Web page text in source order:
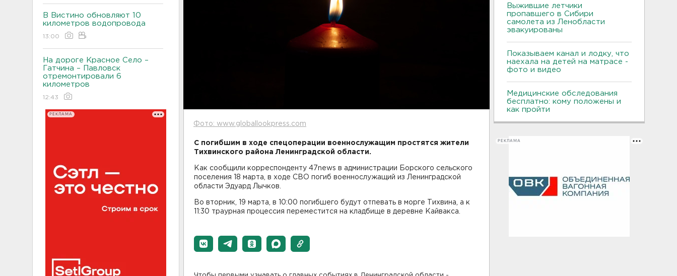
В Вистино обновляют 10
километров водопровода
13:00
На дороге Красное Село –
Гатчина – Павловск
отремонтировали 6
километров
12:43
РЕКЛАМА
Фото: www.globallookpress.com
С погибшим в ходе спецоперации военнослужащим простятся жители
Тихвинского района Ленинградской области.
Как сообщили корреспонденту 47news в администрации Борского сельского
поселения 18 марта, в ходе СВО погиб военнослужащий из Ленинградской
области Эдуард Лычков.
Во вторник, 19 марта, в 10:00 погибшего будут отпевать в морге Тихвина, а к
11:30 траурная процессия переместится на кладбище в деревне Кайвакса.
Выжившие летчики
пропавшего в Сибири
самолета из Ленобласти
эвакуированы
Показываем канал и лодку, что
наехала на детей на матрасе -
фото и видео
Медицинские обследования
бесплатно: кому положены и
как пройти
РЕКЛАМА